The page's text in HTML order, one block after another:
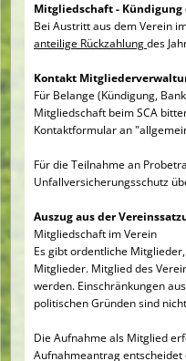
Mitgliedschaft -
Bei Austritt aus dem Verein
anteilige Rückzahlungdes
Kontakt
Für Belange (Kündigung,
Mitgliedschaft beim SCA
Kontaktformular an
Für die Teilnahme an
Unfallversicherungsschutz
Auszug aus der
Mitgliedschaft im Verein
Es gibt ordentliche
Mitglieder. Mitglied des
werden. Einschränkungen
politischen Gründen sind
Die Aufnahme als Mitglied
Aufnahmeantrag